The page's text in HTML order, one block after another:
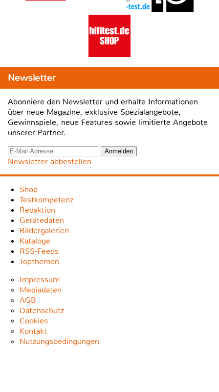
Newsletter
Abonniere den Newsletter und erhalte Informationen
über neue Magazine, exklusive Spezialangebote,
Gewinnspiele, neue Features sowie limitierte Angebote
unserer Partner.
Newsletter abbestellen
Shop
Testkompetenz
Redaktion
Gerätedaten
Bildergalerien
Kataloge
RSS-Feeds
Topthemen
Impressum
Mediadaten
AGB
Datenschutz
Cookies
Kontakt
Nutzungsbedingungen